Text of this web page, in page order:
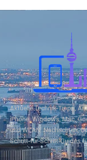
Aktuelle Technik‑Tipps,
iPhone, Windows, Mac,
und WLAN. Nachrichten,
Schritt‑für‑Schritt‑Guides